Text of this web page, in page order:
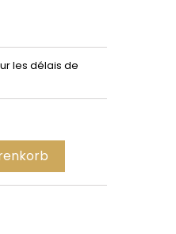
les délais de